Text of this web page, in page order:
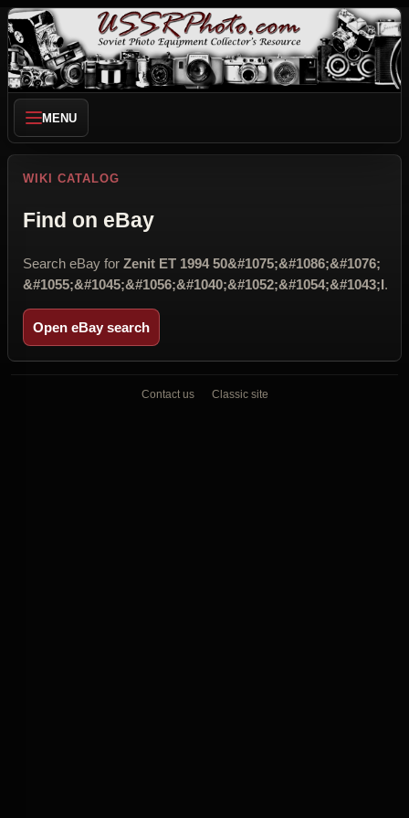
MENU
WIKI CATALOG
Find on eBay
Search eBay for Zenit ET 1994 50&#1075;&#1086;&#1076;
&#1055;&#1045;&#1056;&#1040;&#1052;&#1054;&#1043;I.
Open eBay search
Contact us Classic site